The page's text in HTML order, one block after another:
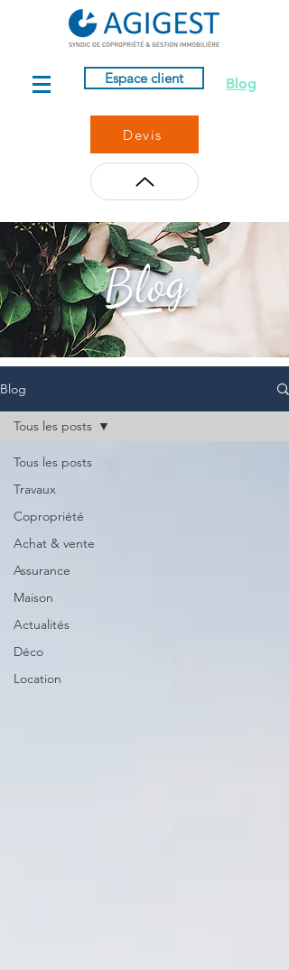
Espace client Blog
Devis
Blog
Blog
Tous les posts
Travaux
Copropriété
Achat & vente
Assurance
Maison
Actualités
Déco
Location
Tous les posts